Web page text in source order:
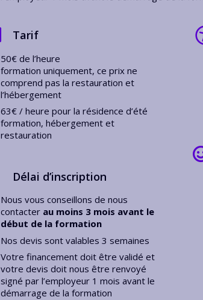
Tarif
50€ de l’heure
formation uniquement, ce prix ne
comprend pas la restauration et
l’hébergement
63€ / heure pour la résidence d’été
formation, hébergement et
restauration
Délai d’inscription
Nous vous conseillons de nous
contacter au moins 3 mois avant le
début de la formation
Nos devis sont valables 3 semaines
Votre financement doit être validé et
votre devis doit nous être renvoyé
signé par l’employeur 1 mois avant le
démarrage de la formation